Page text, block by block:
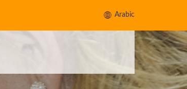
Arabic